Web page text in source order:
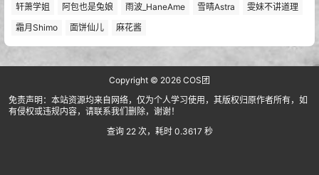
轩萧学姐
阿包也是兔娘 雨波_HaneAme 雪晴Astra
雯妹不讲道理
霜月Shimo
面饼仙儿 麻花酱
Copyright © 2026 COS团
免责声明：本站资源均来自网络，仅为个人学习使用，其版权归原作者所有，如
有侵权或违规内容，请联系我们删除，谢谢！
查询 22 次，耗时 0.3617 秒